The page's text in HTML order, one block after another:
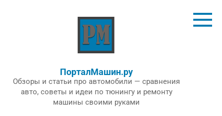
ПорталМашин.ру
Обзоры и статьи про автомобили — сравнения
авто, советы и идеи по тюнингу и ремонту
машины своими руками